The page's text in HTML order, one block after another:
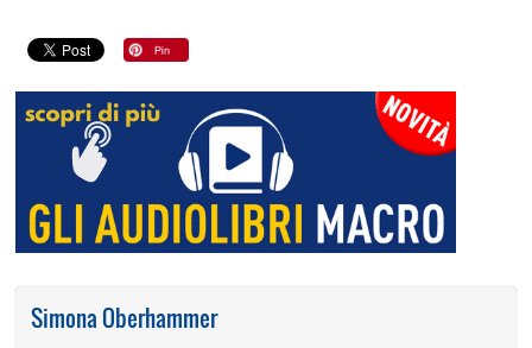
Simona Oberhammer